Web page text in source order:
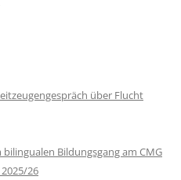
über Flucht
Bildungsgang am CMG
26